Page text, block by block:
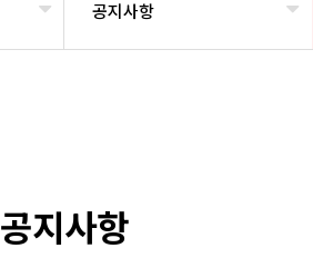
공지사항
공지사항